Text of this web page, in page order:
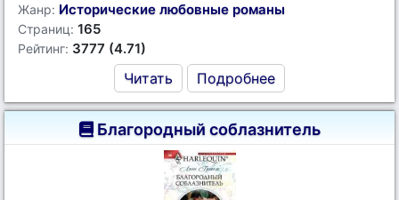
Жанр: Исторические любовные романы
Страниц: 165
Рейтинг: 3777 (4.71)
Читать Подробнее
Благородный соблазнитель